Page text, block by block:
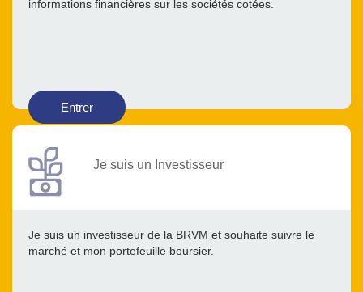
informations financières sur les sociétés cotées.
Entrer
Je suis un Investisseur
Je suis un investisseur de la BRVM et souhaite suivre le
marché et mon portefeuille boursier.